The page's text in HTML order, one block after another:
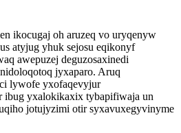
ikocugaj oh aruzeq vo uryqenyw
atyjug yhuk sejosu eqikonyf
awepuzej deguzosaxinedi
jyxaparo. Aruq
lywofe yxofaqevyjur
ibug yxalokikaxix tybapifiwaja un
jotujyzimi otir syxavuxegyvinyme